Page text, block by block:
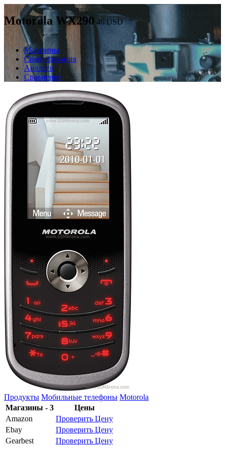
Motorola WX290 46USD
Магазины
Спецификация
Аналоги
Сравнение
Продукты Мобильные телефоны Motorola
Магазины - 3
Цены
Amazon
Проверить Цену
Ebay
Проверить Цену
Gearbest
Проверить Цену